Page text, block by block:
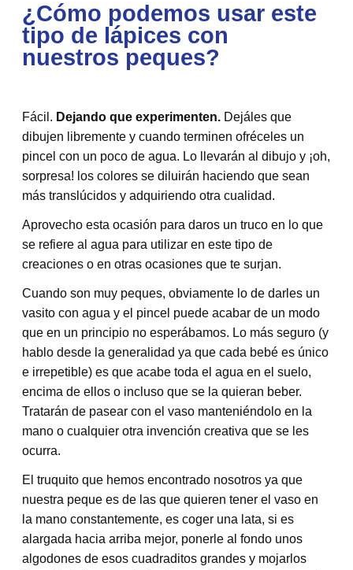
¿Cómo podemos usar este
tipo de lápices con
nuestros peques?
Fácil. Dejando que experimenten. Dejáles que
dibujen libremente y cuando terminen ofréceles un
pincel con un poco de agua. Lo llevarán al dibujo y ¡oh,
sorpresa! los colores se diluirán haciendo que sean
más translúcidos y adquiriendo otra cualidad.
Aprovecho esta ocasión para daros un truco en lo que
se refiere al agua para utilizar en este tipo de
creaciones o en otras ocasiones que te surjan.
Cuando son muy peques, obviamente lo de darles un
vasito con agua y el pincel puede acabar de un modo
que en un principio no esperábamos. Lo más seguro (y
hablo desde la generalidad ya que cada bebé es único
e irrepetible) es que acabe toda el agua en el suelo,
encima de ellos o incluso que se la quieran beber.
Tratarán de pasear con el vaso manteniéndolo en la
mano o cualquier otra invención creativa que se les
ocurra.
El truquito que hemos encontrado nosotros ya que
nuestra peque es de las que quieren tener el vaso en
la mano constantemente, es coger una lata, si es
alargada hacia arriba mejor, ponerle al fondo unos
algodones de esos cuadraditos grandes y mojarlos